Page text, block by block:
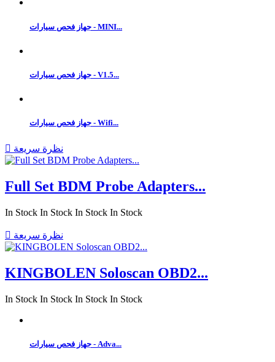
جهاز فحص سيارات - MINI...
جهاز فحص سيارات - V1.5...
جهاز فحص سيارات - Wifi...
 نظرة سريعة
Full Set BDM Probe Adapters...
In Stock In Stock In Stock In Stock
 نظرة سريعة
KINGBOLEN Soloscan OBD2...
In Stock In Stock In Stock In Stock
جهاز فحص سيارات - Adva...